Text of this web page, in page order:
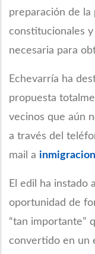
preparación de la
constitucionales y
necesaria para
Echevarría ha
propuesta
vecinos que aún
a través del
mail a
El edil ha instado
oportunidad de
“tan importante”
convertido en un